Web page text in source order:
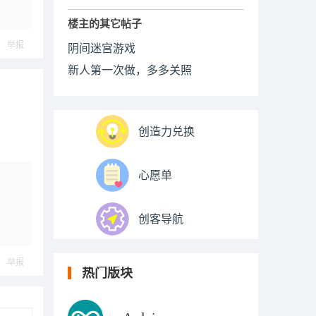
举报
举报
楼主的其它帖子
阴间迷宫游戏
新人第一次做，多多关照
创造力兑换
心愿单
创客导航
热门版块